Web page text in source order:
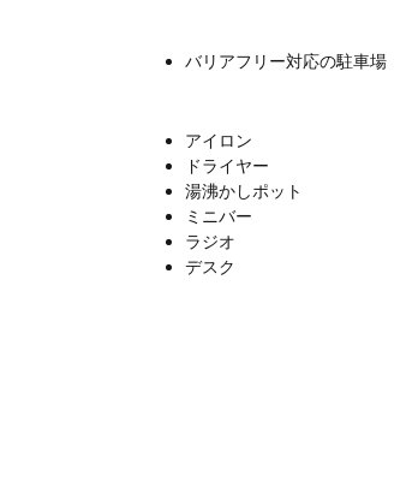
バリアフリー対応の駐車場
アイロン
ドライヤー
湯沸かしポット
ミニバー
ラジオ
デスク